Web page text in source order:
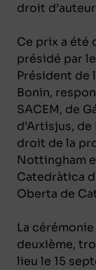
droit
Ce prix a été
présidé par
Président de
Bonin,
SACEM, de
d’Artisjus,
droit de la
Nottingham
Catedràtica
Oberta de
La
deuxième,
lieu le 15